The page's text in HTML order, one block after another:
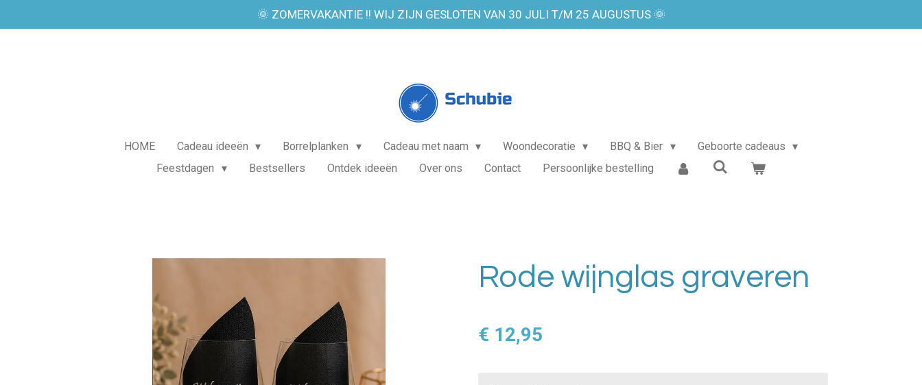
direct
🌞 ZOMERVAKANTIE !! WIJ ZIJN GESLOTEN VAN 30 JULI T/M 25 AUGUSTUS 🌞
HOME Cadeau ideeën Borrelplanken Cadeau met naam Woondecoratie BBQ & Bier
Geboorte cadeaus
Feestdagen
Bestsellers Ontdek ideeën Over ons Contact Persoonlijke bestelling
Rode wijnglas graveren
€ 12,95